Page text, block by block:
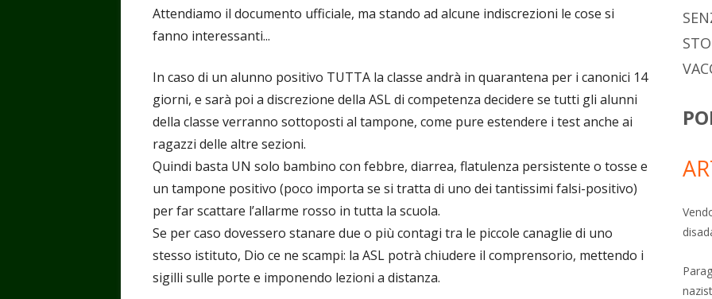
Attendiamo il documento ufficiale, ma stando ad alcune indiscrezioni le cose si
fanno interessanti...
In caso di un alunno positivo TUTTA la classe andrà in quarantena per i canonici 14
giorni, e sarà poi a discrezione della ASL di competenza decidere se tutti gli alunni
della classe verranno sottoposti al tampone, come pure estendere i test anche ai
ragazzi delle altre sezioni.
Quindi basta UN solo bambino con febbre, diarrea, flatulenza persistente o tosse e
un tampone positivo (poco importa se si tratta di uno dei tantissimi falsi-positivo)
per far scattare l’allarme rosso in tutta la scuola.
Se per caso dovessero stanare due o più contagi tra le piccole canaglie di uno
stesso istituto, Dio ce ne scampi: la ASL potrà chiudere il comprensorio, mettendo i
sigilli sulle porte e imponendo lezioni a distanza.